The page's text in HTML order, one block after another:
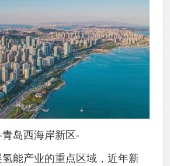
青岛西海岸新区-
能产业的重点区域，近年新